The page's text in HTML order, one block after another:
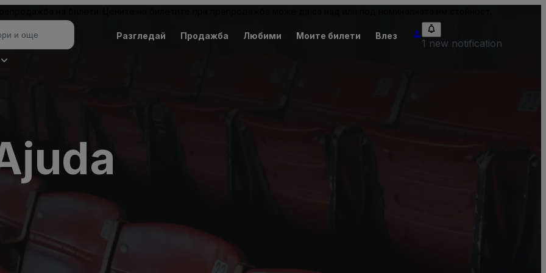
Разгледай Продажба Любими Моите билети Влез
1 new notification